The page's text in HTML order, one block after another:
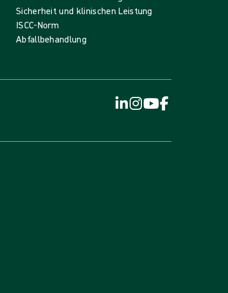
Sicherheit und klinischen Leistung
ISCC-Norm
Abfallbehandlung